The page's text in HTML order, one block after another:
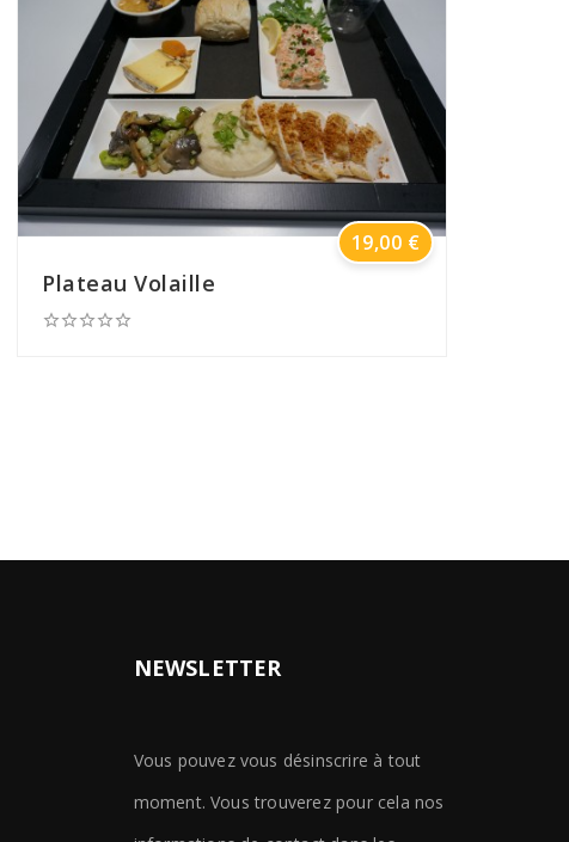
Plateau Volaille

Prix
19,00 €
NEWSLETTER
Vous pouvez vous désinscrire à tout
moment. Vous trouverez pour cela nos